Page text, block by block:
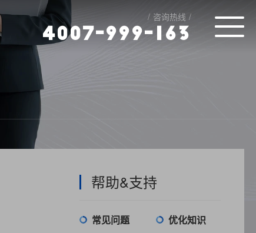
咨询热线
4007-999- 6 3
帮助&支持
常见问题
优化知识